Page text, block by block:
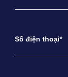
Số điện thoại*